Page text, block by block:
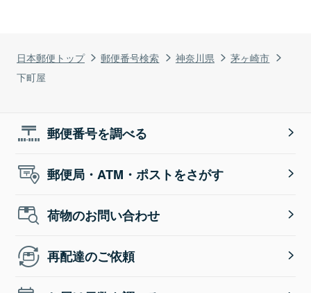
日本郵便トップ 郵便番号検索 神奈川県
茅ヶ崎市
下町屋
郵便番号を調べる
郵便局・ATM・ポストをさがす
荷物のお問い合わせ
再配達のご依頼